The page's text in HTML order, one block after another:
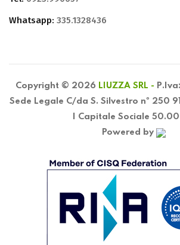
Whatsapp: 335.1328436
Copyright © 2026 LIUZZA SRL -
Sede Legale C/da S. Silvestro nº 250
| Capitale Sociale
Powered by